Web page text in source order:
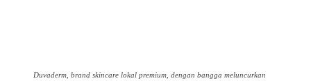
Duvaderm, brand skincare lokal premium, dengan bangga meluncurkan